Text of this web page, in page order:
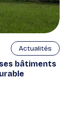
Actualités
bâtiments